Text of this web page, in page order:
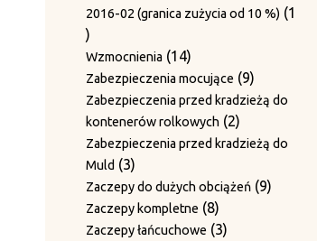
2016-02 (granica zużycia od 10 %)
1
1
produkt
Wzmocnienia 1414
produktów
Zabezpieczenia mocujące 99
produktów
Zabezpieczenia przed kradzieżą do
kontenerów rolkowych
22
produkty
Zabezpieczenia przed kradzieżą do
Muld
33
produkty
Zaczepy do dużych obciążeń 99
Zaczepy kompletne 88
produktów
Zaczepy łańcuchowe 33